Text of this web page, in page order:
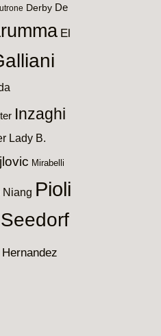
Derby De
El
Inzaghi
Lady B.
Mirabelli
Niang Pioli
Seedorf